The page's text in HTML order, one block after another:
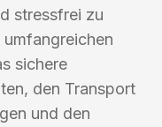
stressfrei zu
sichere
den Transport
und den